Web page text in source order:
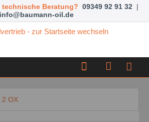
Beratung? 09349 92 91 32 |
info@baumann-oil.de
2 OX